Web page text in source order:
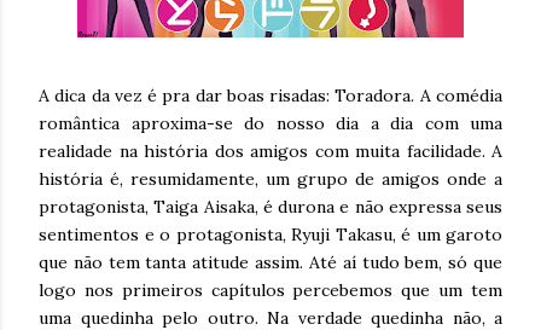
A dica da vez é pra dar boas risadas: Toradora. A comédia
romântica aproxima-se do nosso dia a dia com uma
realidade na história dos amigos com muita facilidade. A
história é, resumidamente, um grupo de amigos onde a
protagonista, Taiga Aisaka, é durona e não expressa seus
sentimentos e o protagonista, Ryuji Takasu, é um garoto
que não tem tanta atitude assim. Até aí tudo bem, só que
logo nos primeiros capítulos percebemos que um tem
uma quedinha pelo outro. Na verdade quedinha não, a